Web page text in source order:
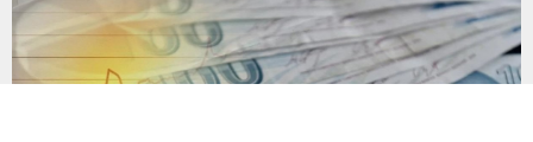
bilgilerinin kontrol...